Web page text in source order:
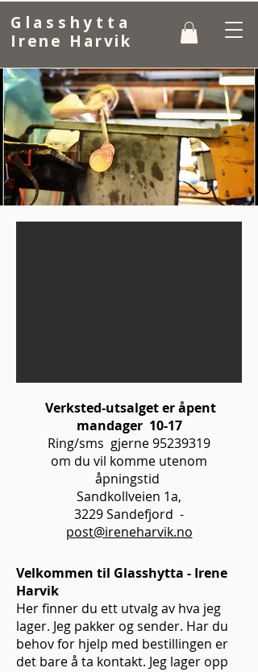
Glasshytta
Irene Harvik
Verksted-utsalget er åpent
mandager 10-17
Ring/sms gjerne95239319
om du vil komme utenom
åpningstid
Sandkollveien 1a,
3229 Sandefjord -
post@ireneharvik.no
​​Velkommen til Glasshytta - Irene
Harvik
Her finner du ett utvalg av hva jeg
lager. Jeg pakker og sender. Har du
behov for hjelp med bestillingen er
det bare å ta kontakt. Jeg lager opp